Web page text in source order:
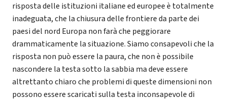
risposta delle istituzioni italiane ed europee è totalmente
inadeguata, che la chiusura delle frontiere da parte dei
paesi del nord Europa non farà che peggiorare
drammaticamente la situazione. Siamo consapevoli che la
risposta non può essere la paura, che non è possibile
nascondere la testa sotto la sabbia ma deve essere
altrettanto chiaro che problemi di queste dimensioni non
possono essere scaricati sulla testa inconsapevole di